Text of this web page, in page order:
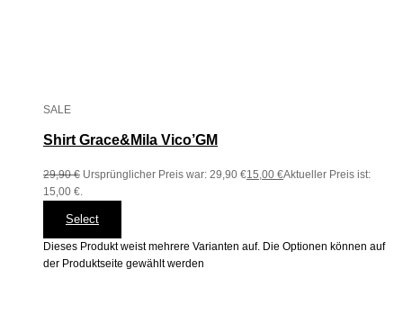
SALE
Shirt Grace&Mila Vico’GM
29,90€ Ursprünglicher Preis war: 29,90 €15,00 €Aktueller Preis ist:
15,00 €.
Select
Dieses Produkt weist mehrere Varianten auf. Die Optionen können auf
der Produktseite gewählt werden